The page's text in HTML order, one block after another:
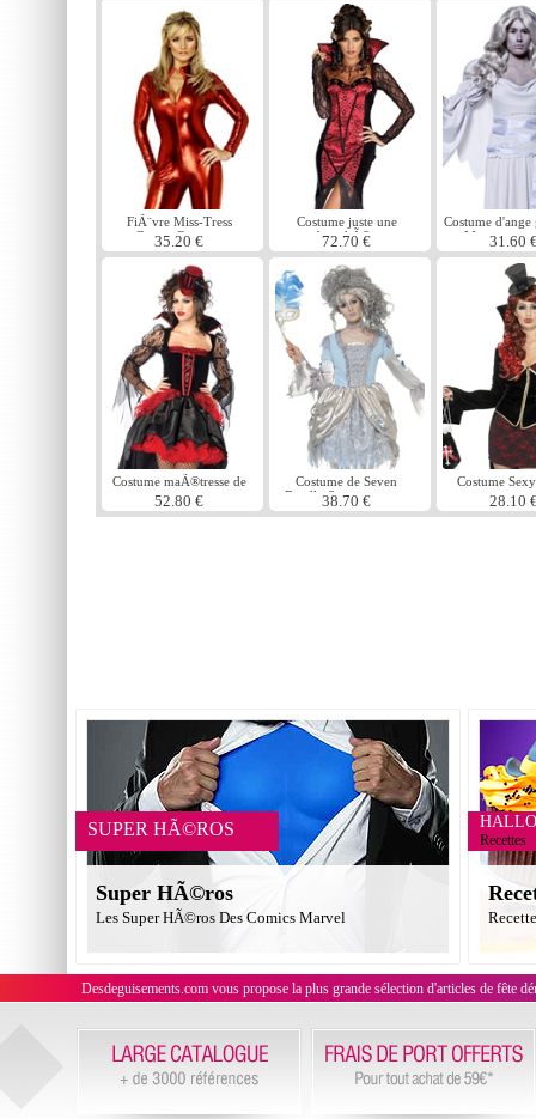
FiÃ¨vre Miss-Tress
Catsuit Costume
35.20 €
Costume juste une
bouchÃ©e
72.70 €
Costume
Manor31.60
Costume maÃ®tresse de
minuit
52.80 €
Costume de Seven
Deadly Sins paresseux
38.70 €
Costume
28.10
SUPER HÃ©ROS
Super HÃ©ros
Les Super HÃ©ros Des Comics Marvel
Recettes
Desdeguisements.com vous propose la plus grande sélection d'articles de fête